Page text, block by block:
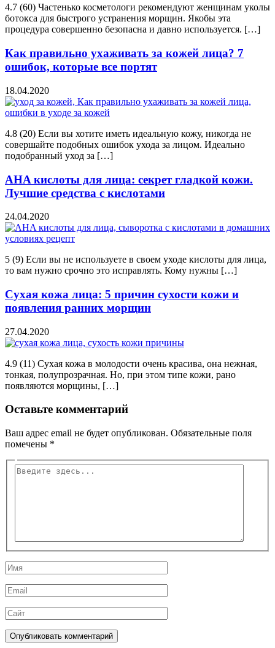
4.7 (60) Частенько косметологи рекомендуют женщинам уколы
ботокса для быстрого устранения морщин. Якобы эта
процедура совершенно безопасна и давно используется. […]
Как правильно ухаживать за кожей лица? 7
ошибок, которые все портят
18.04.2020
4.8 (20) Если вы хотите иметь идеальную кожу, никогда не
совершайте подобных ошибок ухода за лицом. Идеально
подобранный уход за […]
AHA кислоты для лица: секрет гладкой кожи.
Лучшие средства с кислотами
24.04.2020
5 (9) Если вы не используете в своем уходе кислоты для лица,
то вам нужно срочно это исправлять. Кому нужны […]
Сухая кожа лица: 5 причин сухости кожи и
появления ранних морщин
27.04.2020
4.9 (11) Сухая кожа в молодости очень красива, она нежная,
тонкая, полупрозрачная. Но, при этом типе кожи, рано
появляются морщины, […]
Оставьте комментарий
Ваш адрес email не будет опубликован. Обязательные поля
помечены *
Введите
Имя
Email
Сайт